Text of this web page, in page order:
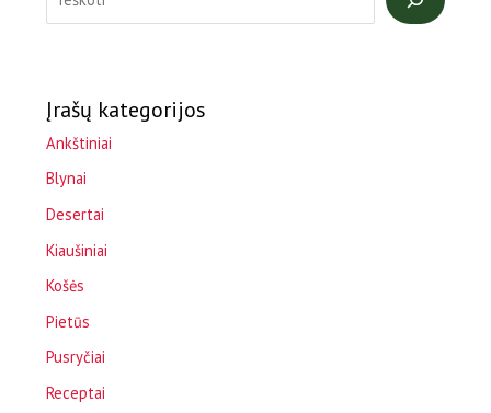
Įrašų kategorijos
Ankštiniai
Blynai
Desertai
Kiaušiniai
Košės
Pietūs
Pusryčiai
Receptai